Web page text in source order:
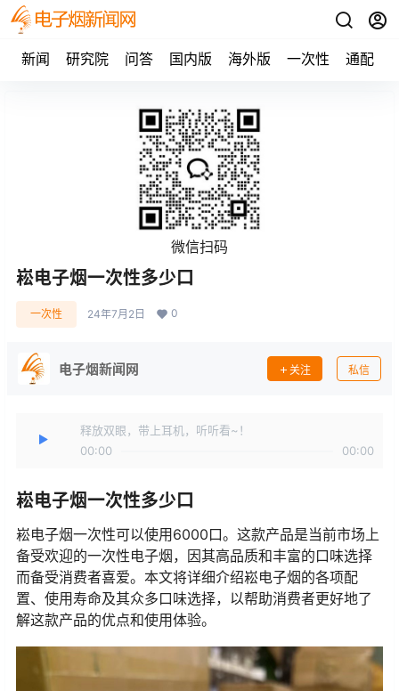
新闻 研究院 问答 国内版 海外版 一次性 通配
微信扫码
崧电子烟一次性多少口
一次性 24年7月2日 0
电子烟新闻网 关注 私信
释放双眼，带上耳机，听听看~！
00:00
00:00
崧电子烟一次性多少口
崧电子烟一次性可以使用6000口。这款产品是当前市场上
备受欢迎的一次性电子烟，因其高品质和丰富的口味选择
而备受消费者喜爱。本文将详细介绍崧电子烟的各项配
置、使用寿命及其众多口味选择，以帮助消费者更好地了
解这款产品的优点和使用体验。